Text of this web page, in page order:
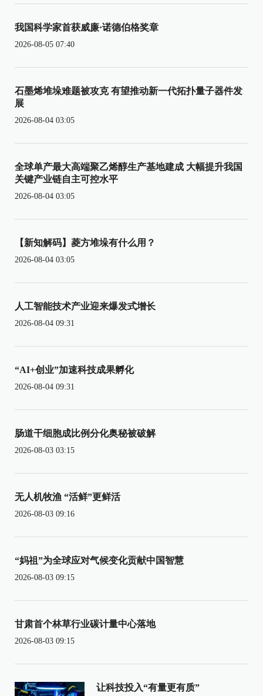
我国科学家首获威廉·诺德伯格奖章
2026-08-05 07:40
石墨烯堆垛难题被攻克 有望推动新一代拓扑量子器件发
展
2026-08-04 03:05
全球单产最大高端聚乙烯醇生产基地建成 大幅提升我国
关键产业链自主可控水平
2026-08-04 03:05
【新知解码】菱方堆垛有什么用？
2026-08-04 03:05
人工智能技术产业迎来爆发式增长
2026-08-04 09:31
“AI+创业”加速科技成果孵化
2026-08-04 09:31
肠道干细胞成比例分化奥秘被破解
2026-08-03 03:15
无人机牧渔 “活鲜”更鲜活
2026-08-03 09:16
“妈祖”为全球应对气候变化贡献中国智慧
2026-08-03 09:15
甘肃首个林草行业碳计量中心落地
2026-08-03 09:15
让科技投入“有量更有质”